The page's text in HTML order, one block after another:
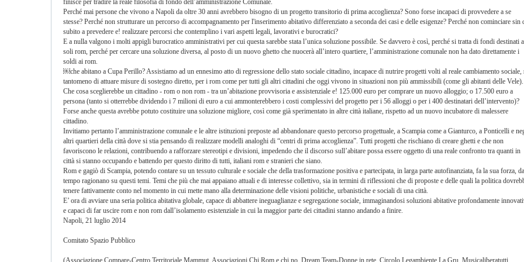
finisce per tradire la reale filosofia di fondo dell’amministrazione Comunale.
Perché mai persone che vivono a Napoli da oltre 30 anni avrebbero bisogno di un progetto transitorio di prima accoglienza? Sono forse incapaci di provvedere a se
stesse? Perché non strutturare un percorso di accompagnamento per l'inserimento abitativo differenziato a seconda dei casi e delle esigenze? Perché non cominciare sin
subito a prevedere e! realizzare percorsi che contemplino i vari aspetti legali, lavorativi e burocratici?
E a nulla valgono i molti appigli burocratico amministrativi per cui questa sarebbe stata l’unica soluzione possibile. Se davvero è così, perché si tratta di fondi destinati
soli rom, perché per cercare una soluzione diversa, al posto di un nuovo ghetto che nuocerà all’intero quartiere, l’amministrazione comunale non ha dato direttamente i
soldi ai rom.
￼che abitano a Cupa Perillo? Assistiamo ad un ennesimo atto di regressione dello stato sociale cittadino, incapace di nutrire progetti volti al reale cambiamento sociale,
tantomeno di attuare misure di sostegno diretto, per i rom come per tutti gli altri cittadini che oggi vivono in situazioni non più ammissibili (come gli abitanti delle Vele).
Che cosa sceglierebbe un cittadino - rom o non rom - tra un’abitazione provvisoria e assistenziale e! 125.000 euro per comprare un nuovo alloggio; o 17.500 euro a
persona (tanto si otterrebbe dividendo i 7 milioni di euro a cui ammonterebbero i costi complessivi del progetto per i 56 alloggi o per i 400 destinatari dell’intervento)?
Forse anche questa avrebbe potuto costituire una soluzione migliore, così come già sperimentato in altre città italiane, rispetto ad un nuovo incubatore di malessere
cittadino.
Invitiamo pertanto l’amministrazione comunale e le altre istituzioni preposte ad abbandonare questo percorso progettuale, a Scampia come a Gianturco, a Ponticelli e
altri quartieri della città dove si stia pensando di realizzare modelli analoghi di “centri di prima accoglienza”. Tutti progetti che rischiano di creare ghetti e che non
favoriscono le relazioni, contribuendo a rafforzare stereotipi e divisioni, impedendo che il discorso sull’abitare possa essere oggetto di una reale confronto tra quanti in
città si stanno occupando e battendo per questo diritto di tutti, italiani rom e stranieri che siano.
Rom e gagiò di Scampia, potendo contare su un tessuto culturale e sociale che della trasformazione positiva e partecipata, in larga parte autofinanziata, fa la sua forza, da
tempo ragionano su questi temi. Temi che più che mai appaiano attuali e di interesse collettivo, sia in termini di riflessioni che di proposte e delle quali la politica
tenere fattivamente conto nel momento in cui mette mano alla determinazione delle visioni politiche, urbanistiche e sociali di una città.
E’ ora di avviare una seria politica abitativa globale, capace di abbattere ineguaglianze e segregazione sociale, immaginandosi soluzioni abitative profondamente
e capaci di far uscire rom e non rom dall’isolamento esistenziale in cui la maggior parte dei cittadini stanno andando a finire.
Napoli, 21 luglio 2014
Comitato Spazio Pubblico
(Associazione Compare-Centro Territoriale Mammut, Associazioni Chi Rom e chi no, Dream Team-Donne in rete, Circolo Legambiente La Gru, Musicaliberatutti,